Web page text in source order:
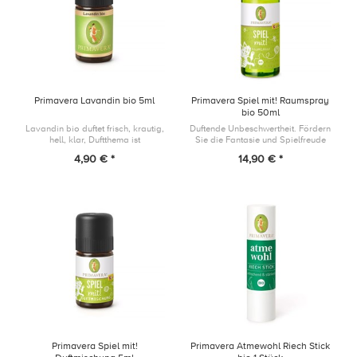
Primavera Lavandin bio 5ml
Lavandin bio duftet frisch, krautig,
hell, klar, Duftthema ist
reinigend.
4,90 € *
Primavera Spiel mit! Raumspray
bio 50ml
Duftende Unbeschwertheit. Fördern
Sie die Fantasie und Spielfreude
Litsea, Frangipani und Orange für
14,90 € *
Primavera Spiel mit!
Primavera Atmewohl Riech Stick